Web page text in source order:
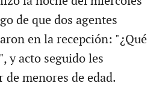
de que dos agentes
en la recepción: "¿Qué
y acto seguido les
menores de edad.